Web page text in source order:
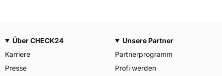
Über CHECK24
Karriere
Presse
Unsere Partner
Partnerprogramm
Profi werden